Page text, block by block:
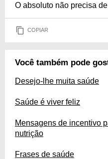
O absoluto não precisa
COPIAR
Você também pode
Desejo-lhe muita saúde
Saúde é viver feliz
Mensagens de incentivo
nutrição
Frases de saúde